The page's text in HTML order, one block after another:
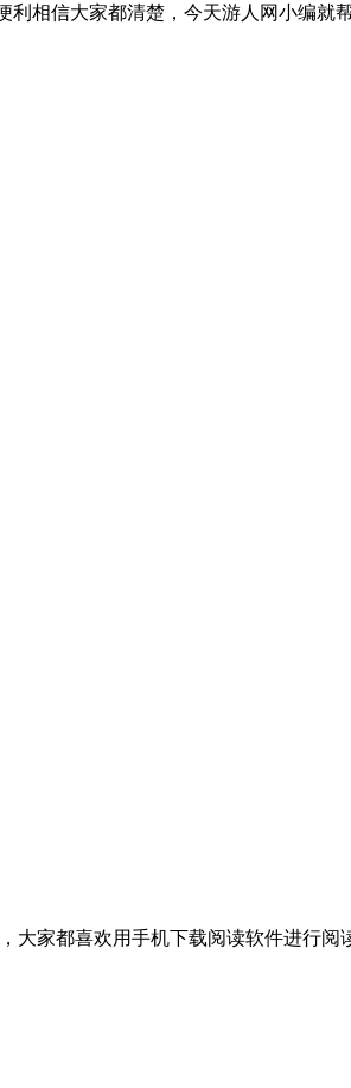
相信大家都清楚，今天游人网小编就
家都喜欢用手机下载阅读软件进行阅